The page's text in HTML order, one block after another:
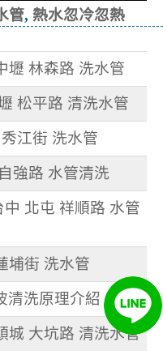
管, 熱水忽冷忽熱
壢 林森路 洗水管
松平路 清洗水管
江街 洗水管
強路 水管清洗
北屯 祥順路 水管
埔街 洗水管
清洗原理介紹
城 大坑路 清洗水管